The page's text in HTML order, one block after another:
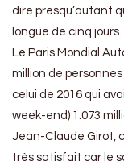
dire presqu’autant
longue de cinq jours.
Le Paris Mondial
million de
celui de 2016 qui
week-end) 1.073
Jean-Claude Girot,
très satisfait car le